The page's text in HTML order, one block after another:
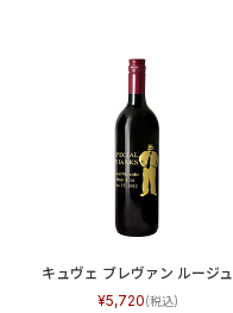
キュヴェ ブレヴァン ルージュ
5,720